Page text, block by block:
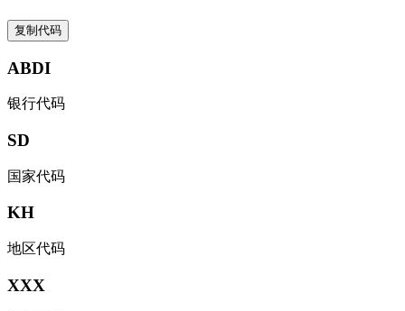
复制代码
ABDI
银行代码
SD
国家代码
KH
地区代码
XXX